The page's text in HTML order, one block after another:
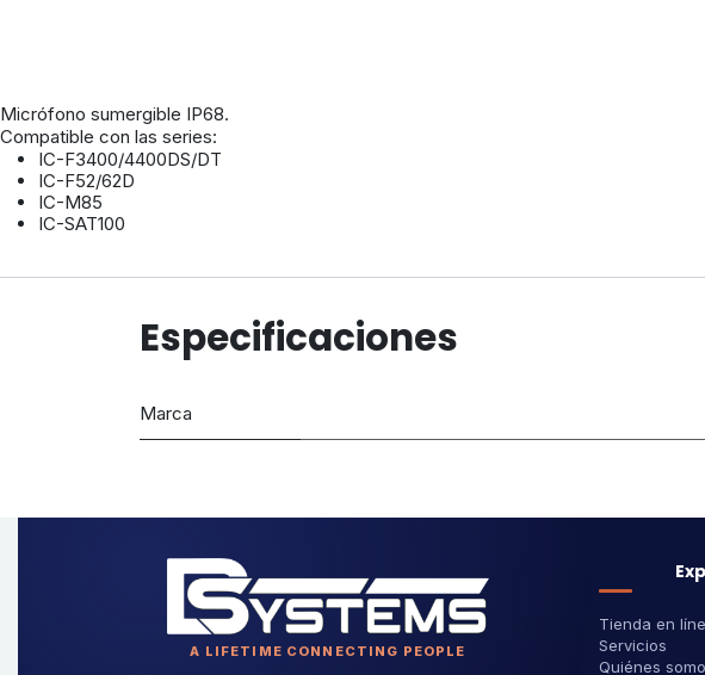
Micrófono sumergible IP68.
Compatible con las series:
IC-F3400/4400DS/DT
IC-F52/62D
IC-M85
IC-SAT100
Especificaciones
Marca
A LIFETIME CONNECTING PEOPLE
Tienda en
Servicios
Quiénes